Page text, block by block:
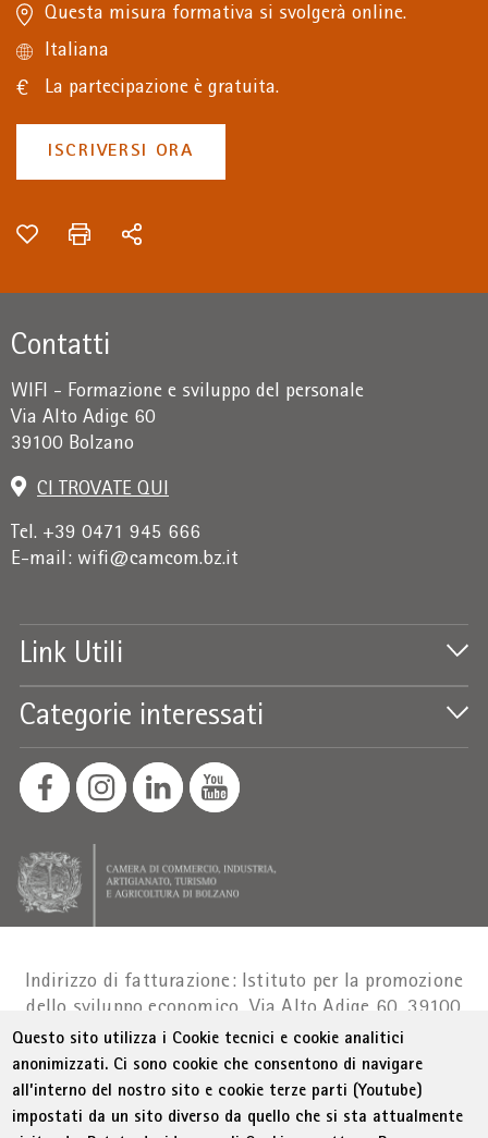
Questa misura formativa si svolgerà online.
Italiana
La partecipazione è gratuita.
ISCRIVERSI ORA
Contatti
WIFI - Formazione e sviluppo del personale
Via Alto Adige 60
39100 Bolzano
CI TROVATE QUI
Tel. +39 0471 945 666
E-mail: wifi@camcom.bz.it
Link Utili
Categorie interessati
Indirizzo di fatturazione: Istituto per la promozione
dello sviluppo economico, Via Alto Adige 60, 39100
BolzanoPart. IVA 01716880214|administration-
as@bz.legalmail.camcom.it
Menu Footer
© WIFI Colophon Privacy
Condizioni generali
Questo sito utilizza i Cookie tecnici e cookie analitici
anonimizzati. Ci sono cookie che consentono di navigare
all’interno del nostro sito e cookie terze parti (Youtube)
impostati da un sito diverso da quello che si sta attualmente